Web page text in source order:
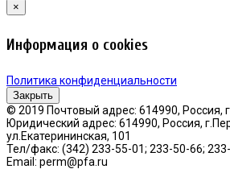
×
Информация о cookies
Политика конфиденциальности
Закрыть
© 2019 Почтовый адрес: 614990, Россия,
Юридический адрес: 614990, Россия,
ул.Екатерининская, 101
Тел/факс: (342) 233-55-01; 233-50-66;
Email: perm@pfa.ru